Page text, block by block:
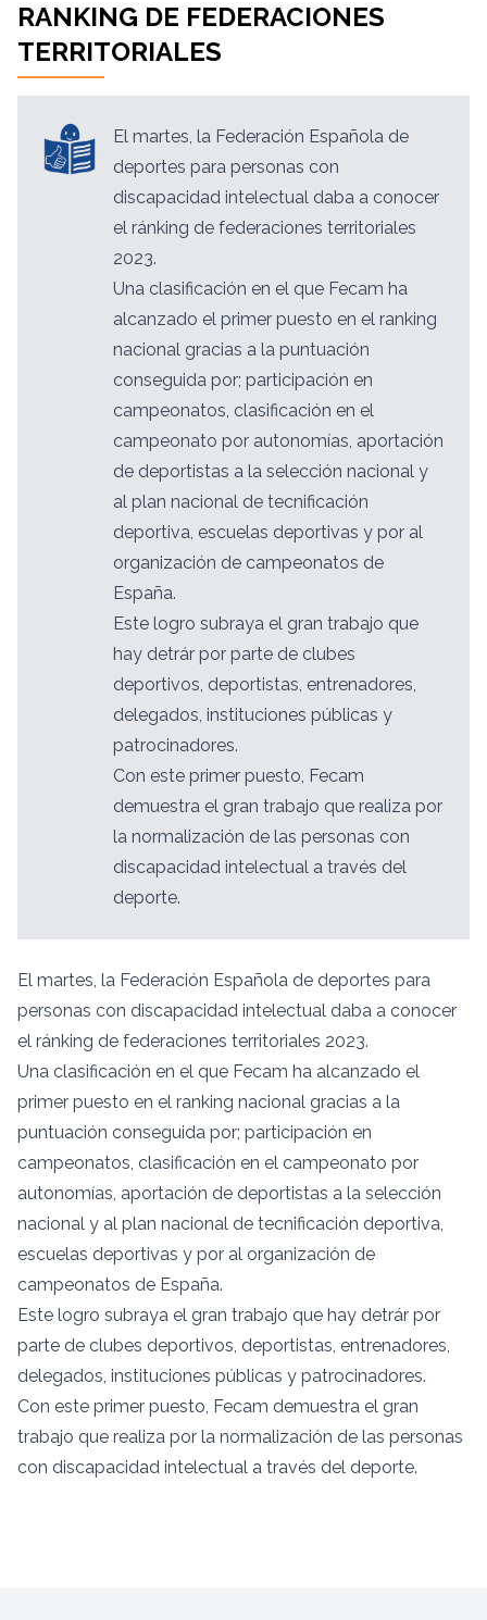
RANKING DE FEDERACIONES
TERRITORIALES
El martes, la Federación Española de
deportes para personas con
discapacidad intelectual daba a conocer
el ránking de federaciones territoriales
2023.
Una clasificación en el que Fecam ha
alcanzado el primer puesto en el ranking
nacional gracias a la puntuación
conseguida por; participación en
campeonatos, clasificación en el
campeonato por autonomías, aportación
de deportistas a la selección nacional y
al plan nacional de tecnificación
deportiva, escuelas deportivas y por al
organización de campeonatos de
España.
Este logro subraya el gran trabajo que
hay detrár por parte de clubes
deportivos, deportistas, entrenadores,
delegados, instituciones públicas y
patrocinadores.
Con este primer puesto, Fecam
demuestra el gran trabajo que realiza por
la normalización de las personas con
discapacidad intelectual a través del
deporte.
El martes, la Federación Española de deportes para
personas con discapacidad intelectual daba a conocer
el ránking de federaciones territoriales 2023.
Una clasificación en el que Fecam ha alcanzado el
primer puesto en el ranking nacional gracias a la
puntuación conseguida por; participación en
campeonatos, clasificación en el campeonato por
autonomías, aportación de deportistas a la selección
nacional y al plan nacional de tecnificación deportiva,
escuelas deportivas y por al organización de
campeonatos de España.
Este logro subraya el gran trabajo que hay detrár por
parte de clubes deportivos, deportistas, entrenadores,
delegados, instituciones públicas y patrocinadores.
Con este primer puesto, Fecam demuestra el gran
trabajo que realiza por la normalización de las personas
con discapacidad intelectual a través del deporte.